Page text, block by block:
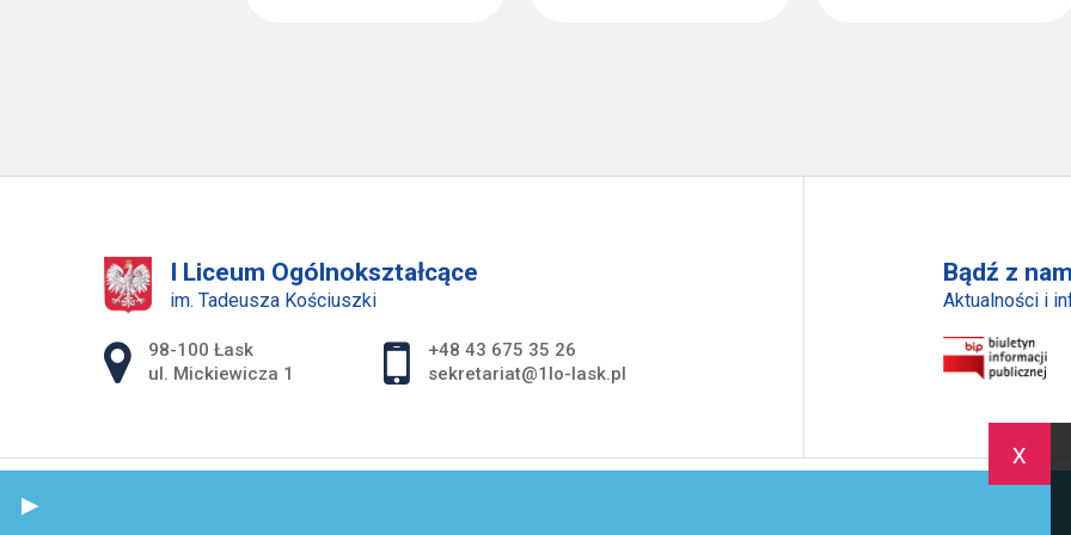
x
I Liceum Ogólnokształcące
im. Tadeusza Kościuszki
Adres pocztowy:
98-100 Łask
ul. Mickiewicza 1
+48 43 675 35 26
sekretariat@1lo-lask.pl
Bądź z
Aktualności i